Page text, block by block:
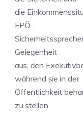
die
FPÖ-
Gelegenheit
aus, den
während sie in der
Öffentlichkeit
zu stellen.